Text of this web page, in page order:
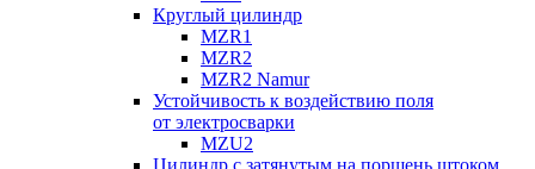
Круглый цилиндр
MZR1
MZR2
MZR2 Namur
Устойчивость к воздействию поля
от электросварки
MZU2
Цилиндр с затянутым на поршень штоком